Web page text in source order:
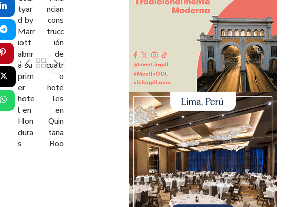
tyar
d by
Marr
iott
abrir
á su
prim
er
hote
l en
Hon
dura
s
ncian
cons
trucc
ión
de
cuatr
o
hote
les
en
Quin
tana
Roo